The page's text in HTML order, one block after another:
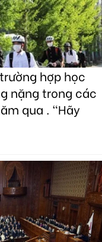
hợp học
nặng trong các
qua . "Hãy